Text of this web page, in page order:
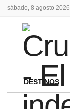
sábado, 8 agosto 2026
DESTINOS